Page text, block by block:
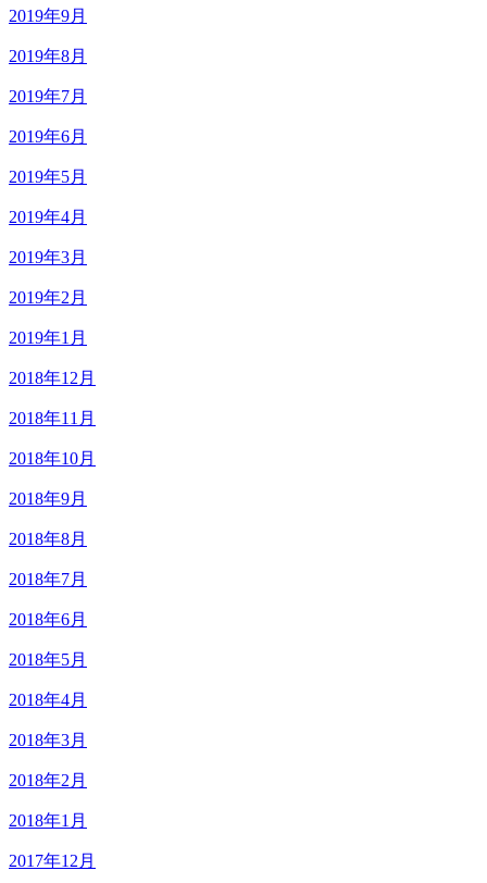
2019年9月
2019年8月
2019年7月
2019年6月
2019年5月
2019年4月
2019年3月
2019年2月
2019年1月
2018年12月
2018年11月
2018年10月
2018年9月
2018年8月
2018年7月
2018年6月
2018年5月
2018年4月
2018年3月
2018年2月
2018年1月
2017年12月